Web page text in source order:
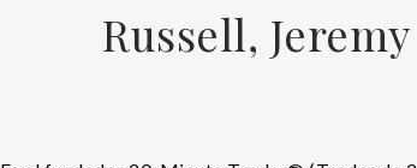
Russell, Jeremy